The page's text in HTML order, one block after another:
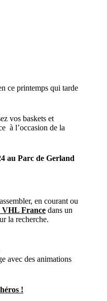
ce printemps qui tarde
vos baskets et
à l’occasion de la
au Parc de Gerland
en courant ou
VHL France dans un
la recherche.
avec des animations
!